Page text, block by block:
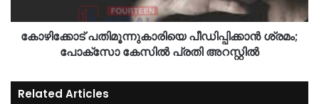
കോഴിക്കോട് പതിമൂന്നുകാരിയെ പീഡിപ്പിക്കാൻ ശ്രമം;
പോക്സോ കേസിൽ പ്രതി അറസ്റ്റിൽ
Related Articles